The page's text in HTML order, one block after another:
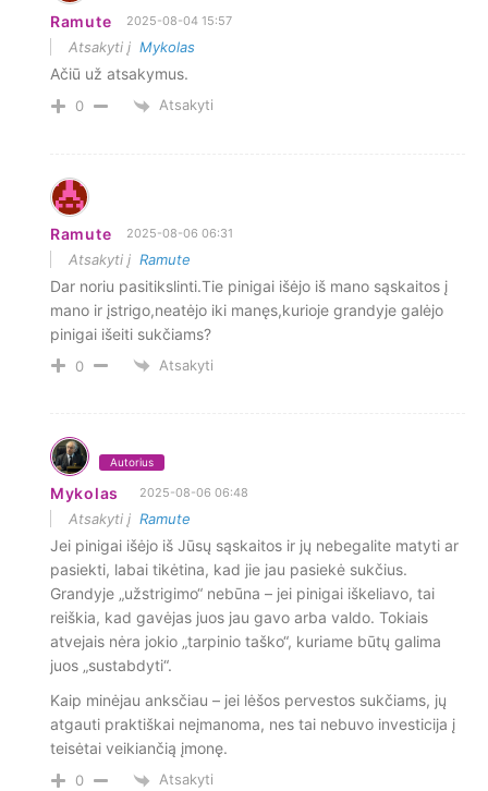
Ramute 2025-08-04 15:57
Atsakyti į Mykolas
Ačiū už atsakymus.
0 Atsakyti
Ramute 2025-08-06 06:31
Atsakyti į Ramute
Dar noriu pasitikslinti.Tie pinigai išėjo iš mano sąskaitos į
mano ir įstrigo,neatėjo iki manęs,kurioje grandyje galėjo
pinigai išeiti sukčiams?
0 Atsakyti
Autorius
Mykolas 2025-08-06 06:48
Atsakyti į Ramute
Jei pinigai išėjo iš Jūsų sąskaitos ir jų nebegalite matyti ar
pasiekti, labai tikėtina, kad jie jau pasiekė sukčius.
Grandyje „užstrigimo“ nebūna – jei pinigai iškeliavo, tai
reiškia, kad gavėjas juos jau gavo arba valdo. Tokiais
atvejais nėra jokio „tarpinio taško“, kuriame būtų galima
juos „sustabdyti“.
Kaip minėjau anksčiau – jei lėšos pervestos sukčiams, jų
atgauti praktiškai neįmanoma, nes tai nebuvo investicija į
teisėtai veikiančią įmonę.
0 Atsakyti